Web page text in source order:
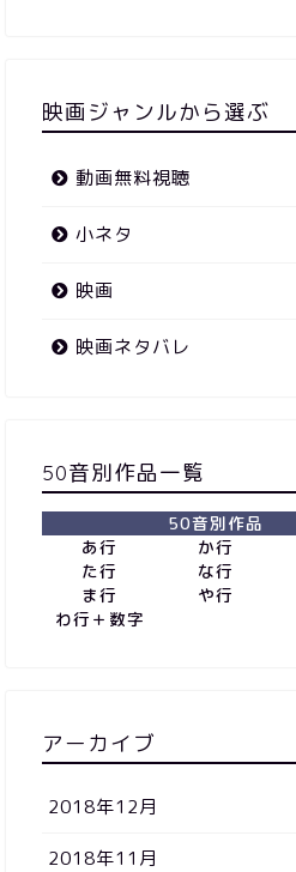
映画ジャンルから選ぶ
動画無料視聴
小ネタ
映画
映画ネタバレ
50音別作品一覧
50音別作品
あ行
か行
た行
な行
ま行
や行
わ行＋数字
アーカイブ
2018年12月
2018年11月